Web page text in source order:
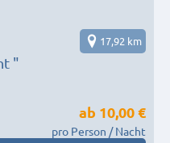
"
17,92 km
ab 10,00 €
pro Person / Nacht